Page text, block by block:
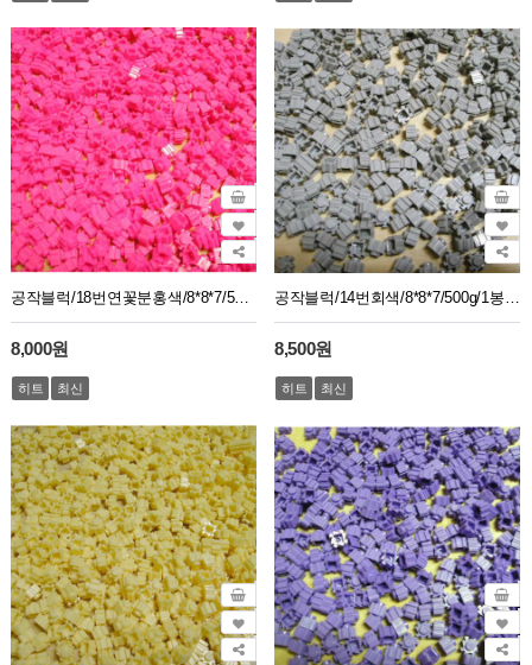
공작블럭/18번연꽃분홍색/8*8*7/500g/1봉지약2750개
8,000원
히트 최신
공작블럭/14번회색/8*8*7/500g/1봉지약2750개
8,500원
히트 최신